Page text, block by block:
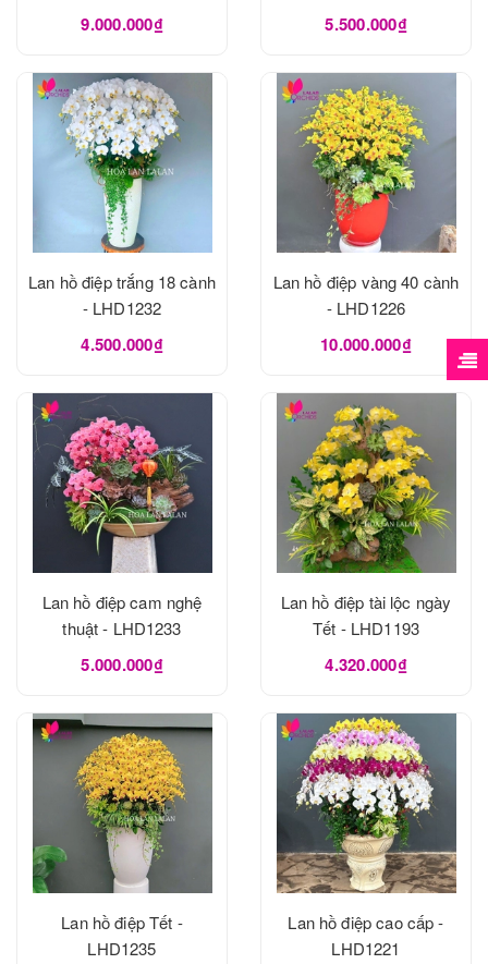
9.000.000₫ 5.500.000₫
Lan hồ điệp trắng 18 cành
- LHD1232
4.500.000₫
Lan hồ điệp vàng 40 cành
- LHD1226
10.000.000₫
Lan hồ điệp cam nghệ
thuật - LHD1233
5.000.000₫
Lan hồ điệp tài lộc ngày
Tết - LHD1193
4.320.000₫
Lan hồ điệp Tết -
LHD1235
Lan hồ điệp cao cấp -
LHD1221